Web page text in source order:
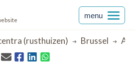
menu
(rusthuizen) Brussel